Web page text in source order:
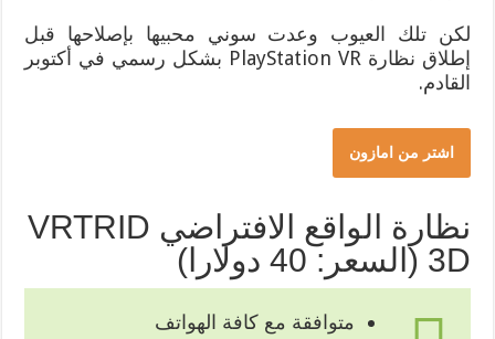
لكن تلك العيوب وعدت سوني محبيها بإصلاحها قبل
إطلاق نظارة PlayStation VR بشكل رسمي في أكتوبر
القادم.
اشتر من امازون
نظارة الواقع الافتراضي VRTRID
3D (السعر: 40 دولارا)
متوافقة مع كافة الهواتف